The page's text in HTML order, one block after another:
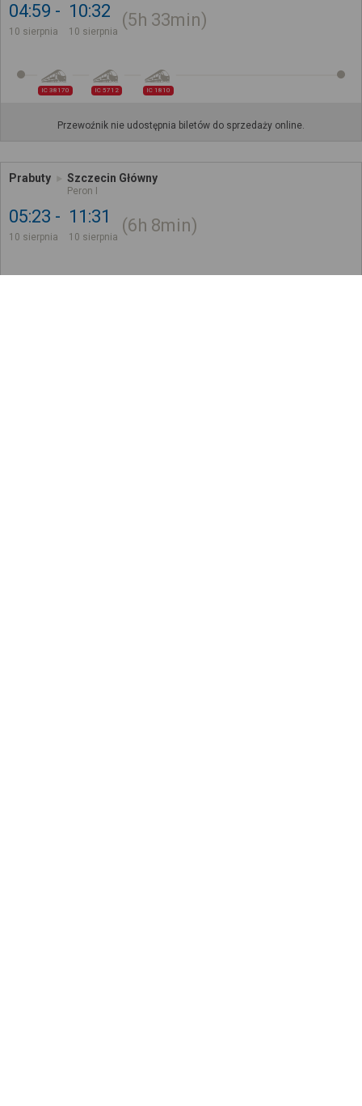
04:59
10 sierpnia
10:32
10 sierpnia
5h 33min
IC 38170 IC 5712 IC 1810
Przewoźnik nie udostępnia biletów do sprzedaży online.
Prabuty Szczecin Główny
Peron I
05:23
10 sierpnia
11:31
10 sierpnia
6h 8min